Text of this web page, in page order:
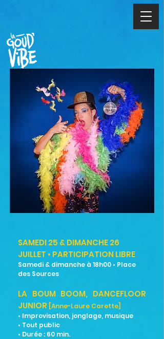
SAMEDI 25 & DIMANCHE 26
JUILLET • PARTICIPATION LIBRE
Samedi & dimanche à 18h00 • Place
des Sources
LA BOUM BOOM, DANCEFLOOR
JUNIOR [Anne-Laure Carette]
• Improvisation, jonglage, musique
• Tout public
• Durée : 60 min.